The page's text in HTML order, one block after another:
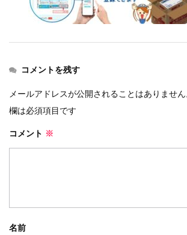
コメントを残す
メールアドレスが公開されることはありません
欄は必須項目です
コメント ※
名前